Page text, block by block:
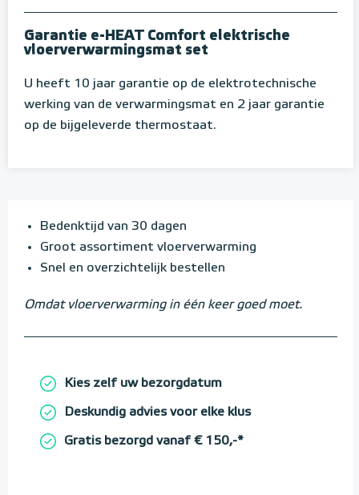
Garantie e-HEAT Comfort elektrische
vloerverwarmingsmat set
U heeft 10 jaar garantie op de elektrotechnische
werking van de verwarmingsmat en 2 jaar garantie
op de bijgeleverde thermostaat.
Bedenktijd van 30 dagen
Groot assortiment vloerverwarming
Snel en overzichtelijk bestellen
Omdat vloerverwarming in één keer goed moet.
Kies zelf uw bezorgdatum
Deskundig advies voor elke klus
Gratis bezorgd vanaf € 150,-*